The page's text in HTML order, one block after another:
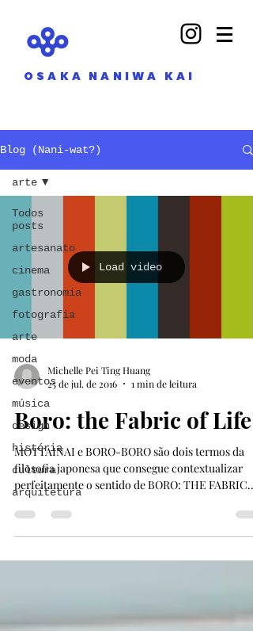
OSAKA NANIWA KAI
Blog (Nani-wat?)
Todos
posts
artesanato
cinema
gastronomia
fotografia
arte
moda
eventos
música
design
história
cultura
arquitetura
arte
Load video
Michelle Pei Ting Huang
25 de jul. de 2016
1 min de leitura
Boro: the Fabric of Life
MOTTAINAI e BORO-BORO são dois termos da
filosofia japonesa que consegue contextualizar
perfeitamente o sentido de BORO: THE FABRIC
OF...